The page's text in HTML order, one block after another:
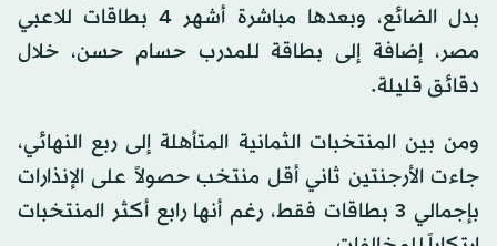
بدل الضائع، وبعدها مباشرة أشهر 4 بطاقات للاعبي
مصر، إضافة إلى بطاقة للمدرب حسام حسن، خلال
دقائق قليلة.
ومن بين المنتخبات الثمانية المتأهلة إلى ربع النهائي،
جاءت الأرجنتين ثاني أقل منتخب حصولاً على الإنذارات
بإجمالي 3 بطاقات فقط، رغم أنها رابع أكثر المنتخبات